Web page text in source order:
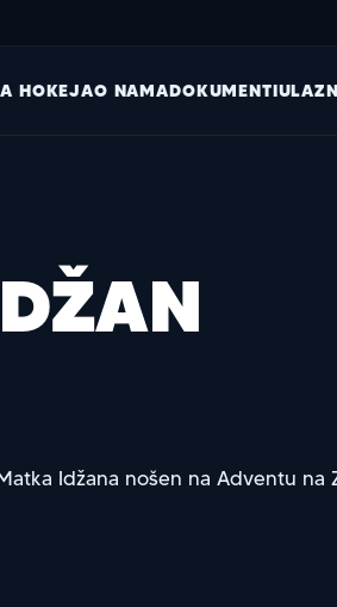
HOKEJAO NAMADOKUMENTI
Idžana nošen na Adventu na